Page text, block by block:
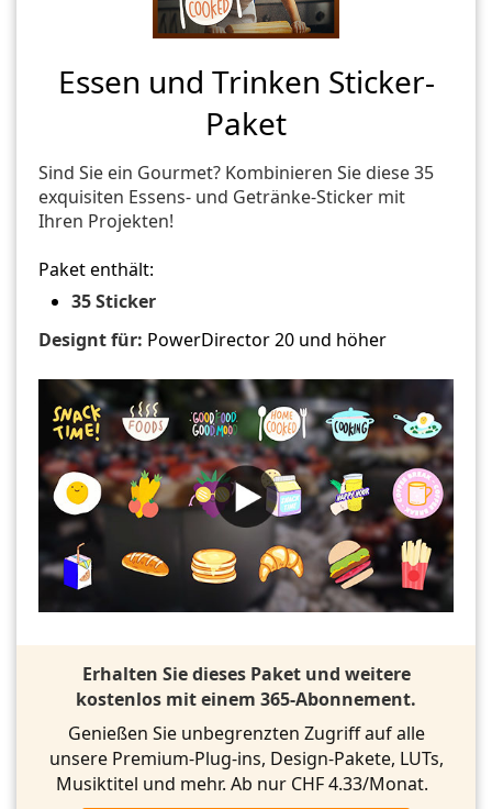
Essen und Trinken Sticker-
Paket
Sind Sie ein Gourmet? Kombinieren Sie diese 35
exquisiten Essens- und Getränke-Sticker mit
Ihren Projekten!
Paket enthält:
35 Sticker
Designt für: PowerDirector 20 und höher
Erhalten Sie dieses Paket und weitere
kostenlos mit einem 365-Abonnement.
Genießen Sie unbegrenzten Zugriff auf alle
unsere Premium-Plug-ins, Design-Pakete, LUTs,
Musiktitel und mehr. Ab nur CHF 4.33/Monat.